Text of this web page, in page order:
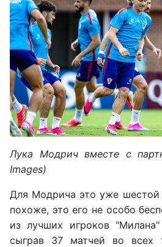
Лука Модрич вместе с
Images)
Для Модрича это уже шестой
похоже, это его не особо
из лучших игроков
сыграв 37 матчей во всех